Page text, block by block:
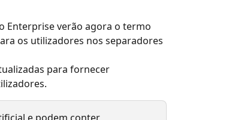
Enterprise verão agora o termo
os utilizadores nos separadores
para fornecer